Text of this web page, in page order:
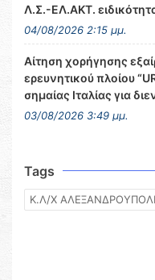
Λ.Σ.-ΕΛ.ΑΚΤ.
04/08/2026 2:15 μμ.
Αίτηση χορήγησης
ερευνητικού πλοίου
σημαίας Ιταλίας για
03/08/2026 3:49 μμ.
Tags
Κ.Λ/Χ